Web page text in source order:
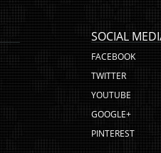
SOCIAL
FACEBOOK
TWITTER
YOUTUBE
GOOGLE+
PINTEREST